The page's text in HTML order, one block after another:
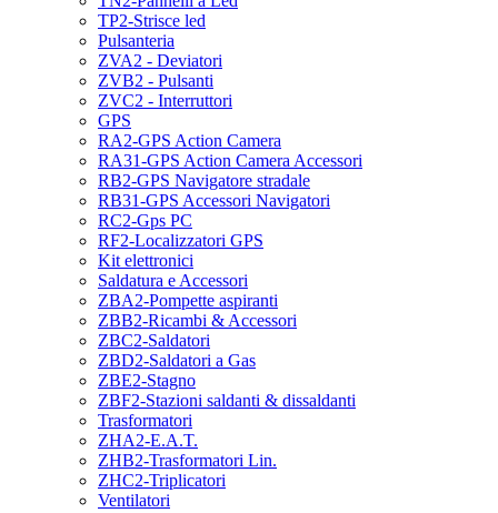
TP2-Strisce led
Pulsanteria
ZVA2 - Deviatori
ZVB2 - Pulsanti
ZVC2 - Interruttori
GPS
RA2-GPS Action Camera
RA31-GPS Action Camera Accessori
RB2-GPS Navigatore stradale
RB31-GPS Accessori Navigatori
RC2-Gps PC
RF2-Localizzatori GPS
Kit elettronici
Saldatura e Accessori
ZBA2-Pompette aspiranti
ZBB2-Ricambi & Accessori
ZBC2-Saldatori
ZBD2-Saldatori a Gas
ZBE2-Stagno
ZBF2-Stazioni saldanti & dissaldanti
Trasformatori
ZHA2-E.A.T.
ZHB2-Trasformatori Lin.
ZHC2-Triplicatori
Ventilatori